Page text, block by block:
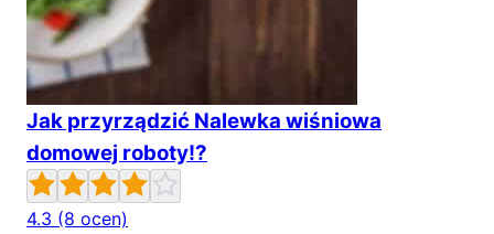
Jak przyrządzić Nalewka wiśniowa
domowej roboty!?
4.3 (8 ocen)